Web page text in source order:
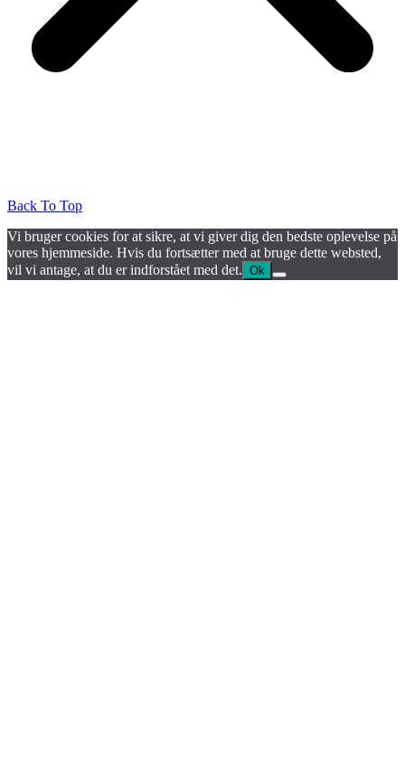
Back To Top
Vi bruger cookies for at sikre, at vi giver dig den bedste oplevelse på
vores hjemmeside. Hvis du fortsætter med at bruge dette websted,
vil vi antage, at du er indforstået med det. Ok